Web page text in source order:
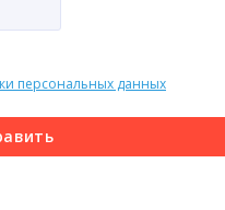
персональных данных